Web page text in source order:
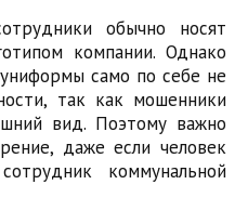
обычно носят
компании. Однако
само по себе не
так как мошенники
вид. Поэтому важно
даже если человек
коммунальной